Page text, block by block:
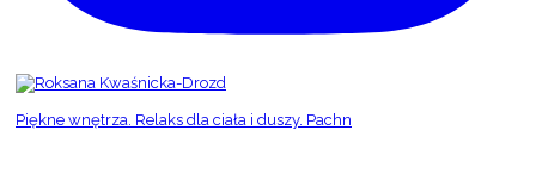
Piękne wnętrza. Relaks dla ciała i duszy. Pachn